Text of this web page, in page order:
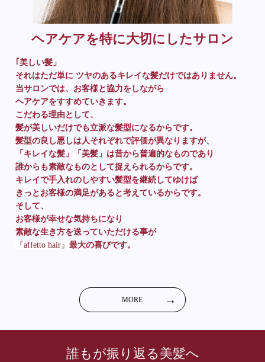
ヘアケアを特に大切にしたサロン
｢美しい髪」
それはただ単に ツヤのあるキレイな髪だけではありません。
当サロンでは、お客様と協力をしながら
ヘアケアをすすめていきます。
こだわる理由として、
髪が美しいだけでも立派な髪型になるからです。
髪型の良し悪しは人それぞれで評価が異なりますが、
「キレイな髪」「美髪」は昔から普遍的なものであり
誰からも素敵なものとして捉えられるからです。
キレイで手入れのしやすい髪型を継続してゆけば
きっとお客様の満足があると考えているからです。
そして、
お客様が幸せな気持ちになり
素敵な生き方を送っていただける事が
『affetto hair』最大の喜びです。
MORE
誰もが振り返る美髪へ